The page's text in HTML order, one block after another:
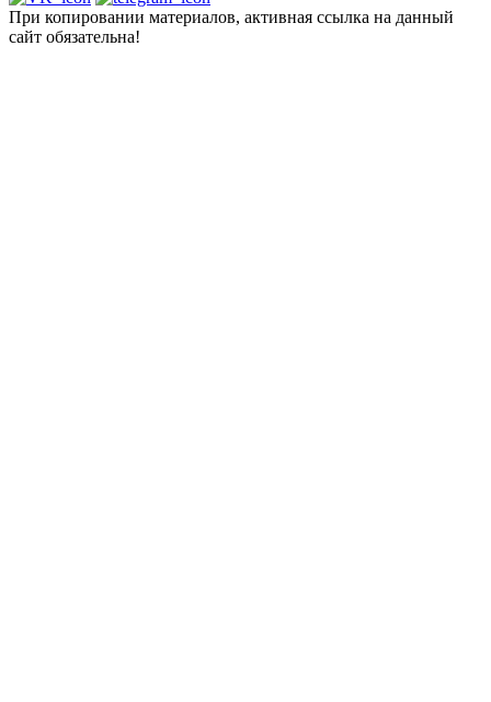
При копировании материалов, активная ссылка на данный
сайт обязательна!